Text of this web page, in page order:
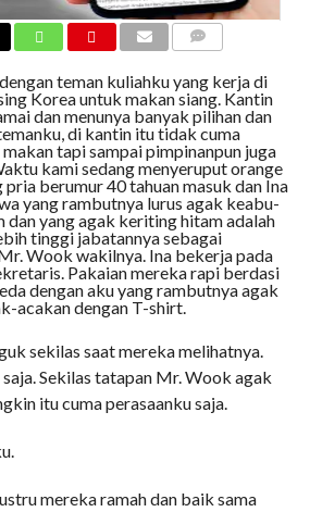
teman kuliahku yang kerja di
Korea untuk makan siang. Kantin
dan menunya banyak pilihan dan
di kantin itu tidak cuma
tapi sampai pimpinanpun juga
kami sedang menyeruput orange
berumur 40 tahuan masuk dan Ina
yang rambutnya lurus agak keabu-
dan yang agak keriting hitam adalah
tinggi jabatannya sebagai
Wook wakilnya. Ina bekerja pada
Pakaian mereka rapi berdasi
dengan aku yang rambutnya agak
acakan dengan T-shirt.
sekilas saat mereka melihatnya.
Sekilas tatapan Mr. Wook agak
itu cuma perasaanku saja.
mereka ramah dan baik sama